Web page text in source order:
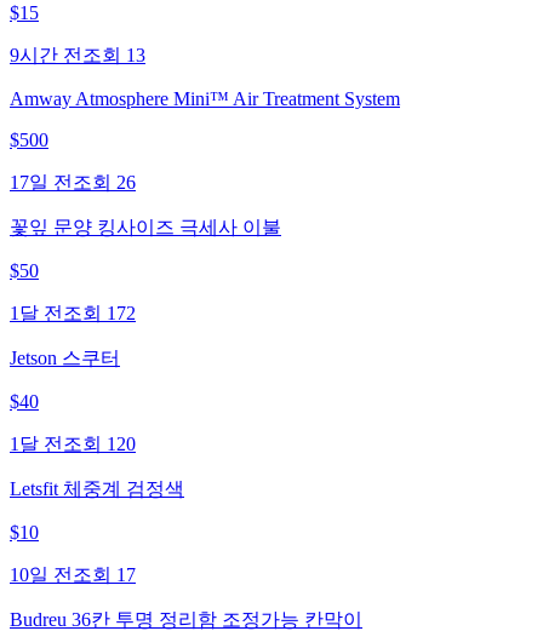
$15
9시간 전 조회 13
Amway Atmosphere Mini™ Air Treatment System
$500
17일 전 조회 26
꽃잎 문양 킹사이즈 극세사 이불
$50
1달 전 조회 172
Jetson 스쿠터
$40
1달 전 조회 120
Letsfit 체중계 검정색
$10
10일 전 조회 17
Budreu 36칸 투명 정리함 조정가능 칸막이